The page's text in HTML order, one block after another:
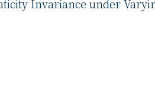
Invariance under